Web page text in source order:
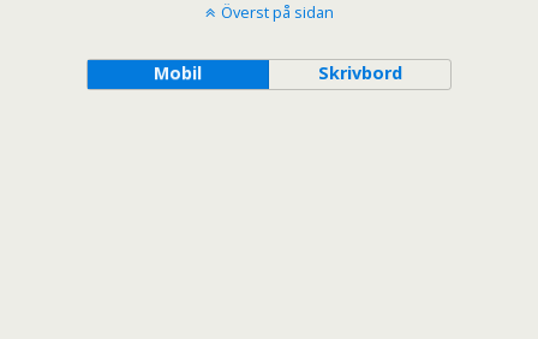
Överst på sidan
Mobil Skrivbord